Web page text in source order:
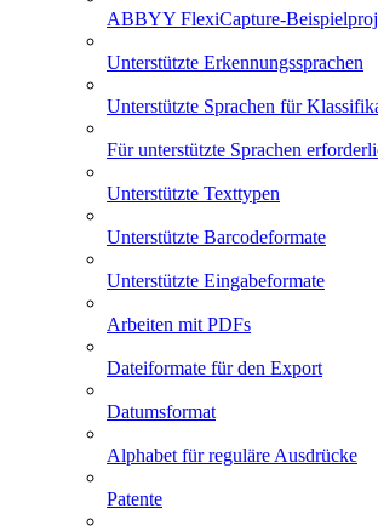
ABBYY FlexiCapture-
Unterstützte Erkennungssprachen
Unterstützte Sprachen für
Für unterstützte Sprachen
Unterstützte Texttypen
Unterstützte Barcodeformate
Unterstützte Eingabeformate
Arbeiten mit PDFs
Dateiformate für den Export
Datumsformat
Alphabet für reguläre Ausdrücke
Patente